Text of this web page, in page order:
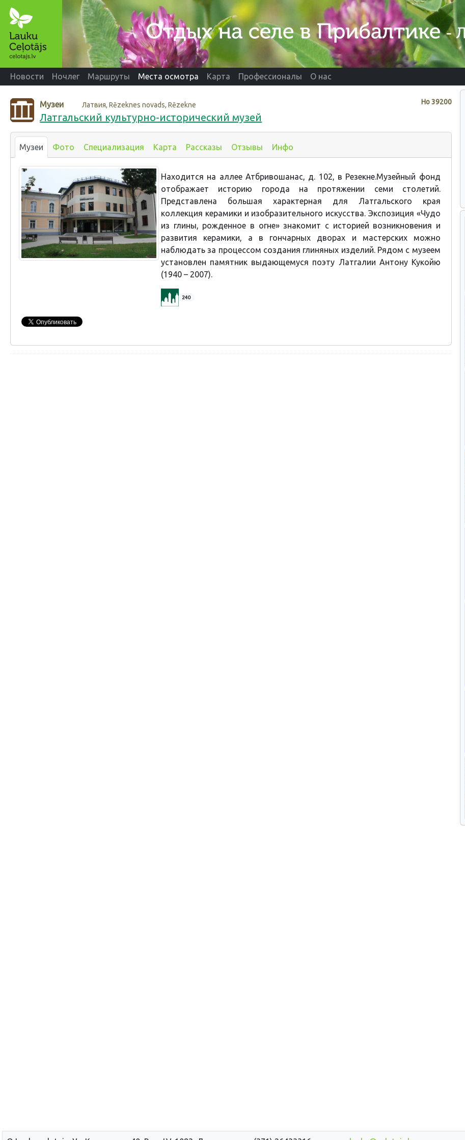
Новости Ночлег Маршруты Места осмотра Карта Профессионалы О нас
Нo39200
Музеи Латвия, Rēzeknes novads, Rēzekne
Латгальский культурно-исторический музей
Музеи Фото Специализация Карта Рассказы Отзывы Инфо
Находится на аллее Атбривошанас, д. 102, в Резекне.Музейный фонд
отображает историю города на протяжении семи столетий.
Представлена большая характерная для Латгальского края
коллекция керамики и изобразительного искусства. Экспозиция «Чудо
из глины, рожденное в огне»знакомит с историей возникновения и
развития керамики, а в гончарных дворах и мастерских можно
наблюдать за процессом создания глиняных изделий. Рядом с музеем
установлен памятник выдающемуся поэту Латгалии Антону Кукойю
(1940 – 2007).
240